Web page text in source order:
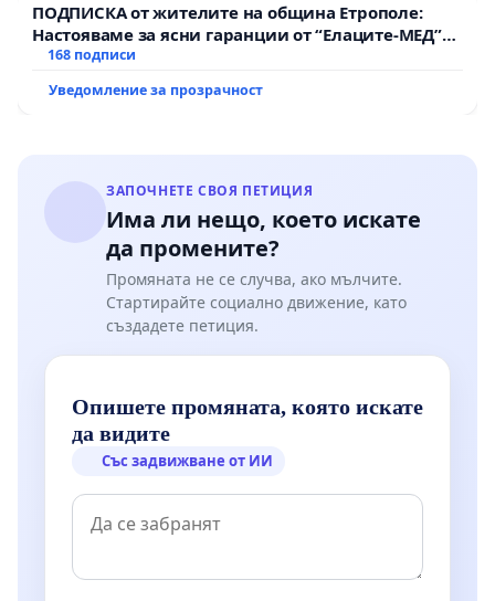
ПОДПИСКА от жителите на община Етрополе:
Настояваме за ясни гаранции от “Елаците-МЕД”
АД и от държавата, че ще се изпълнят всички
168 подписи
Уведомление за прозрачност
ЗАПОЧНЕТЕ СВОЯ ПЕТИЦИЯ
Има ли нещо, което искате
да промените?
Промяната не се случва, ако мълчите.
Стартирайте социално движение, като
създадете петиция.
Опишете промяната, която искате
да видите
Със задвижване от ИИ